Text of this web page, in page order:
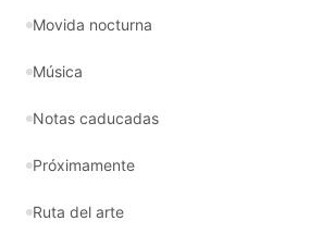
Movida nocturna
Música
Notas caducadas
Próximamente
Ruta del arte